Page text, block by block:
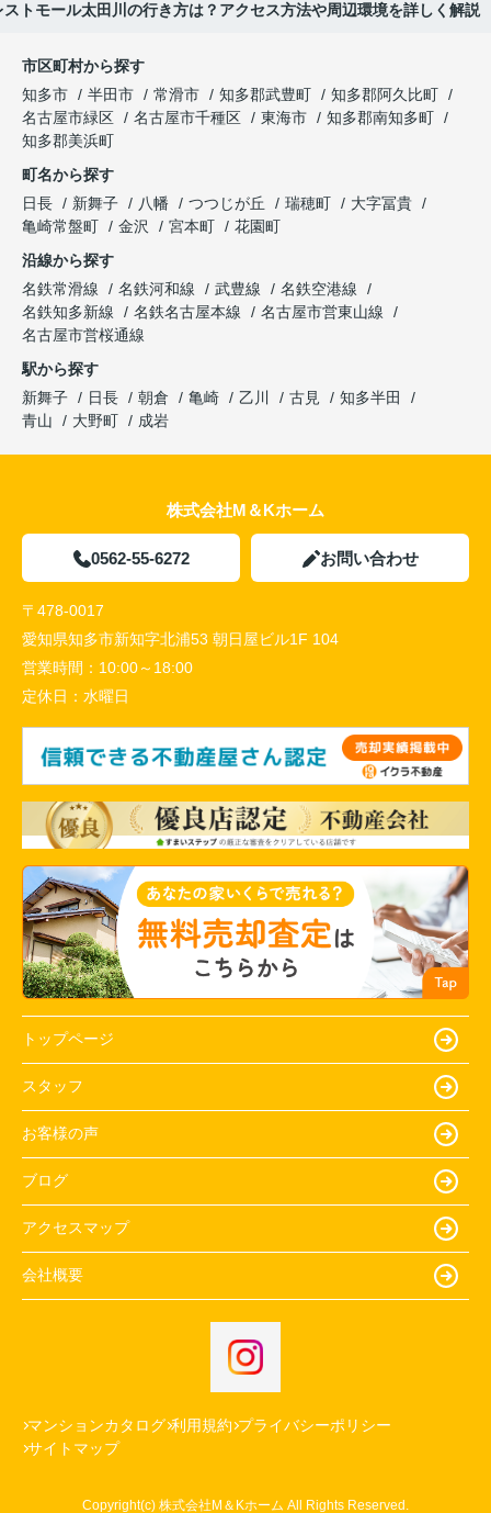
ストモール太田川の行き方は？アクセス方法や周辺環境を詳しく解説
市区町村から探す
知多市
半田市 常滑市 知多郡武豊町
知多郡阿久比町
名古屋市緑区
名古屋市千種区 東海市
知多郡南知多町
知多郡美浜町
町名から探す
日長
新舞子 八幡 つつじが丘 瑞穂町
大字冨貴
亀崎常盤町
金沢 宮本町
花園町
沿線から探す
名鉄常滑線
名鉄河和線 武豊線
名鉄空港線
名鉄知多新線
名鉄名古屋本線
名古屋市営東山線
名古屋市営桜通線
駅から探す
新舞子
日長 朝倉 亀崎 乙川 古見
知多半田
青山
大野町 成岩
株式会社M＆Kホーム
0562-55-6272 お問い合わせ
〒478-0017
愛知県知多市新知字北浦53 朝日屋ビル1F 104
営業時間： 10:00～18:00
定休日： 水曜日
トップページ
スタッフ
お客様の声
ブログ
アクセスマップ
会社概要
マンションカタログ 利用規約 プライバシーポリシー
サイトマップ
Copyright(c) 株式会社M＆Kホーム All Rights Reserved.